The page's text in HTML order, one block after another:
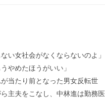
い女社会がなくならないのよ」
やめたほうがいい」
当たり前となった男女反転世
主夫をこなし、中林進は勤務医